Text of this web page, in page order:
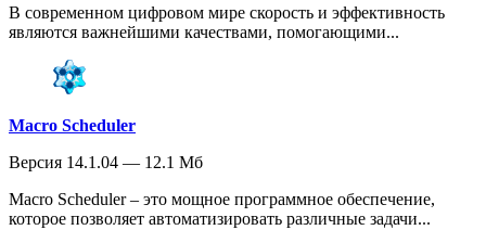
В современном цифровом мире скорость и эффективность
являются важнейшими качествами, помогающими...
Macro Scheduler
Версия 14.1.04 — 12.1 Мб
Macro Scheduler – это мощное программное обеспечение,
которое позволяет автоматизировать различные задачи...